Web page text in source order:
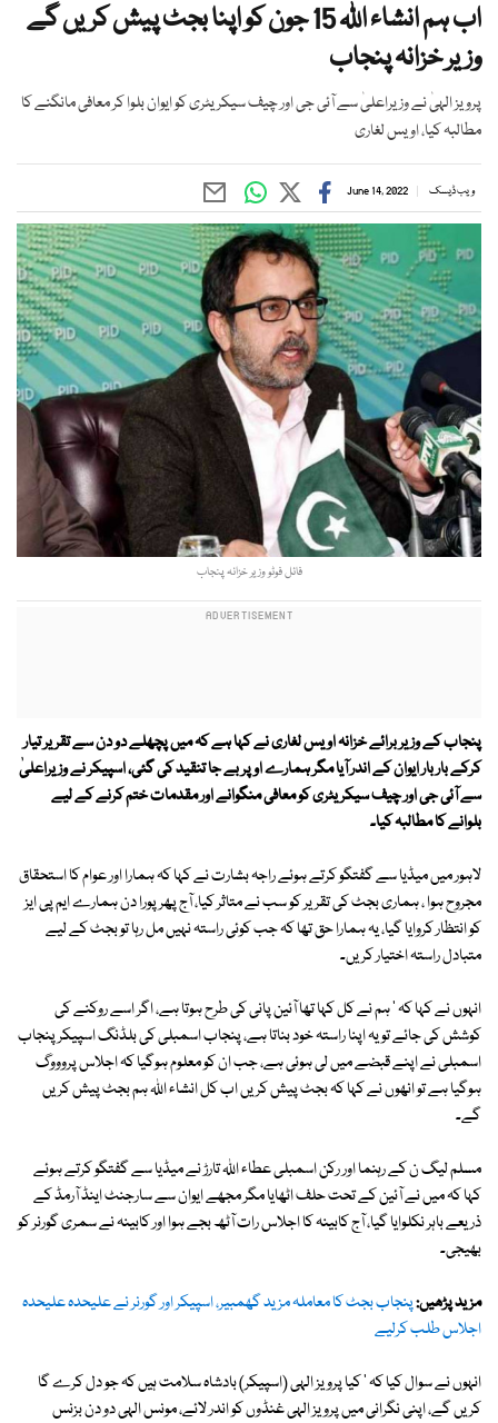
اب ہم انشاء اللہ 15 جون کو اپنا بجٹ پیش کریں گے
وزیر خزانہ پنجاب
پرویز الہیٰ نے وزیراعلیٰ سے آئی جی اور چیف سیکریٹری کو ایوان بلوا کر معافی مانگنے کا
مطالبہ کیا، اویس لغاری
ویب ڈیسک June 14, 2022
فائل فوٹو وزیر خزانہ پنجاب
پنجاب کے وزیر برائے خزانہ اویس لغاری نے کہا ہے کہ میں پچھلے دو دن سے تقریر تیار
کرکے بار بار ایوان کے اندر آیا مگر ہمارے اوپر بے جا تنقید کی گئی، اسپیکر نے وزیراعلیٰ
سے آئی جی اور چیف سیکریٹری کو معافی منگوانے اور مقدمات ختم کرنے کے لیے
بلوانے کا مطالبہ کیا۔
لاہور میں میڈیا سے گفتگو کرتے ہوئے راجہ بشارت نے کہا کہ ہمارا اور عوام کا استحقاق
مجروح ہوا ، ہماری بجٹ کی تقریر کو سب نے متاثر کیا، آج پھر پورا دن ہمارے ایم پی ایز
کو انتظار کروایا گیا، یہ ہمارا حق تھا کہ جب کوئی راستہ نہیں مل رہا تو بجٹ کے لیے
متبادل راستہ اختیار کریں۔
انہوں نے کہا کہ ' ہم نے کل کہا تھا آئین پانی کی طرح ہوتا ہے، اگر اسے روکنے کی
کوشش کی جائے تو یہ اپنا راستہ خود بناتا ہے، پنجاب اسمبلی کی بلڈنگ اسپیکر پنجاب
اسمبلی نے اپنے قبضے میں لی ہوئی ہے، جب ان کو معلوم ہوگیا کہ اجلاس پروووگ
ہوگیا ہے تو انھوں نے کہا کہ بجٹ پیش کریں اب کل انشاء اللہ ہم بجٹ پیش کریں
گے۔
مسلم لیگ ن کے رہنما اور رکن اسمبلی عطاء اللہ تارڑ نے میڈیا سے گفتگو کرتے ہوئے
کہا کہ میں نے آئین کے تحت حلف اٹھایا مگر مجھے ایوان سے سارجنٹ اینڈ آرمڈ کے
ذریعے باہر نکلوایا گیا، آج کابینہ کا اجلاس رات آٹھ بجے ہوا اور کابینہ نے سمری گورنر کو
بھیجی۔
مزید پڑھیں:پنجاب بجٹ کا معاملہ مزید گھمبیر، اسپیکر اور گورنر نے علیحدہ علیحدہ
اجلاس طلب کرلیے
انہوں نے سوال کیا کہ ' کیا پرویز الہی (اسپیکر) بادشاہ سلامت ہیں کہ جو دل کرے گا
کریں گے، اپنی نگرانی میں پرویز الہی غنڈوں کو اندر لائے، مونس الہی دو دن بزنس